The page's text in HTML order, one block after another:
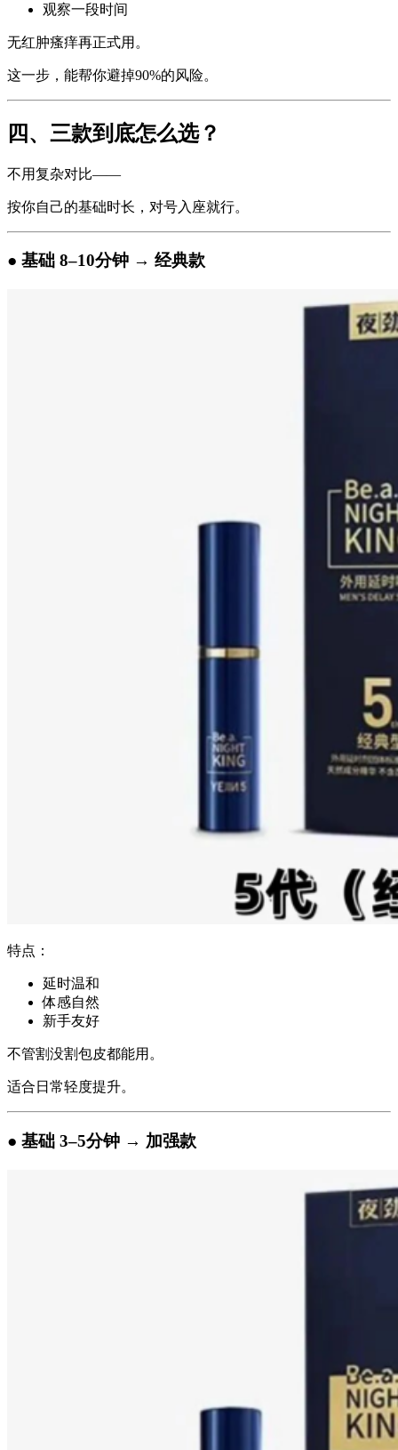
观察一段时间
无红肿瘙痒再正式用。
这一步，能帮你避掉90%的风险。
四、三款到底怎么选？
不用复杂对比——
按你自己的基础时长，对号入座就行。
● 基础 8–10分钟 → 经典款
特点：
延时温和
体感自然
新手友好
不管割没割包皮都能用。
适合日常轻度提升。
● 基础 3–5分钟 → 加强款